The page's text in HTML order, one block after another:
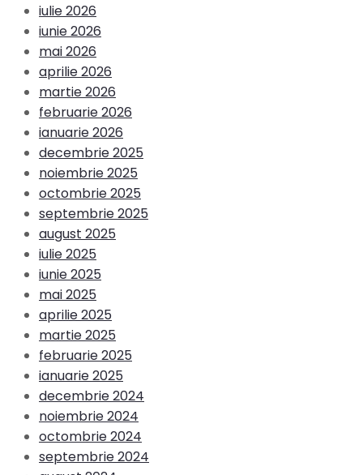
iulie 2026
iunie 2026
mai 2026
aprilie 2026
martie 2026
februarie 2026
ianuarie 2026
decembrie 2025
noiembrie 2025
octombrie 2025
septembrie 2025
august 2025
iulie 2025
iunie 2025
mai 2025
aprilie 2025
martie 2025
februarie 2025
ianuarie 2025
decembrie 2024
noiembrie 2024
octombrie 2024
septembrie 2024